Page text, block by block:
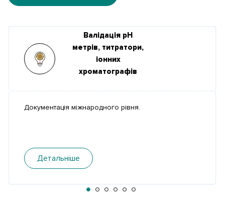
Валідація рН
метрів, титратори,
іонних
хроматографів
Документація міжнародного рівня.
Детальніше